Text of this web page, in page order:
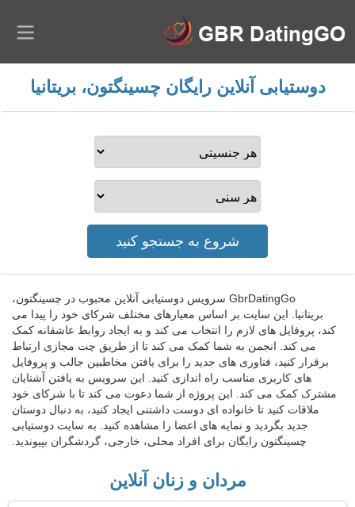
دوستیابی آنلاین رایگان چسینگتون، بریتانیا
GbrDatingGo سرویس دوستیابی آنلاین محبوب در چسینگتون،
بریتانیا. این سایت بر اساس معیارهای مختلف شرکای خود را پیدا می
کند، پروفایل های لازم را انتخاب می کند و به ایجاد روابط عاشقانه کمک
می کند. انجمن به شما کمک می کند تا از طریق چت مجازی ارتباط
برقرار کنید، فناوری های جدید را برای یافتن مخاطبین جالب و پروفایل
های کاربری مناسب راه اندازی کنید. این سرویس به یافتن آشنایان
مشترک کمک می کند. این پروژه از شما دعوت می کند تا با شرکای خود
ملاقات کنید تا خانواده ای دوست داشتنی ایجاد کنید، به دنبال دوستان
جدید بگردید و نمایه های اعضا را مشاهده کنید. به سایت دوستیابی
چسینگتون رایگان برای افراد محلی، خارجی، گردشگران بپیوندید.
مردان و زنان آنلاین